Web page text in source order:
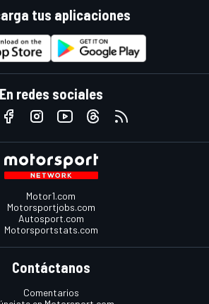
tus aplicaciones
En redes sociales
Motor1.com
Motorsportjobs.com
Autosport.com
Motorsportstats.com
Contáctanos
Comentarios